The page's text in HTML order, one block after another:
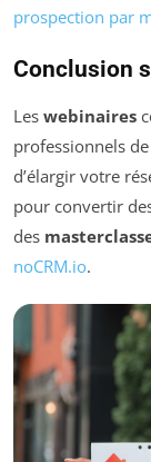
prospection par
Conclusion
Les webinaires
professionnels
d’élargir votre
pour convertir
des
noCRM.io.